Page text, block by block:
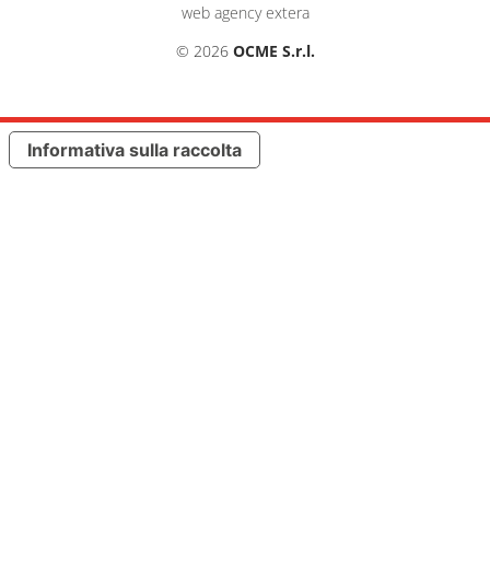
web agency extera
© 2026 OCME S.r.l.
Informativa sulla raccolta